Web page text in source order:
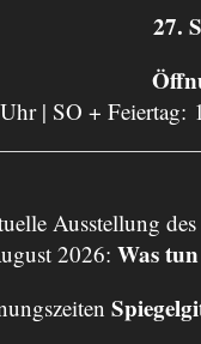
27.
| SO + Feiertag:
Ausstellung des
2026: Was